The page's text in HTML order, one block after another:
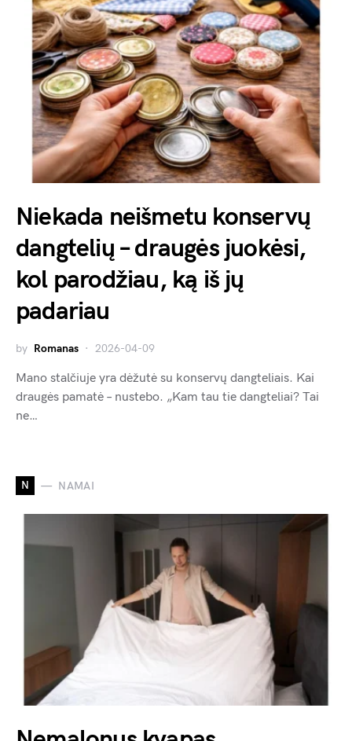
Niekada neišmetu konservų
dangtelių – draugės juokėsi,
kol parodžiau, ką iš jų
padariau
by Romanas 2026-04-09
Mano stalčiuje yra dėžutė su konservų dangteliais. Kai
draugės pamatė – nustebo. „Kam tau tie dangteliai? Tai
ne…
N NAMAI